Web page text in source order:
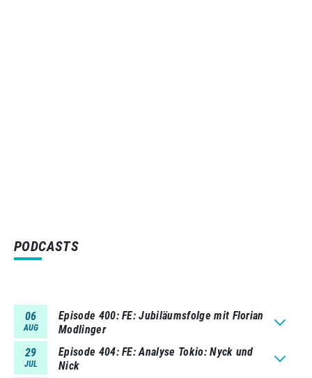
PODCASTS
06
AUG
Episode 400 FE: Jubiläumsfolge mit Florian
Modlinger
29
JUL
Episode 404 FE: Analyse Tokio: Nyck und
Nick